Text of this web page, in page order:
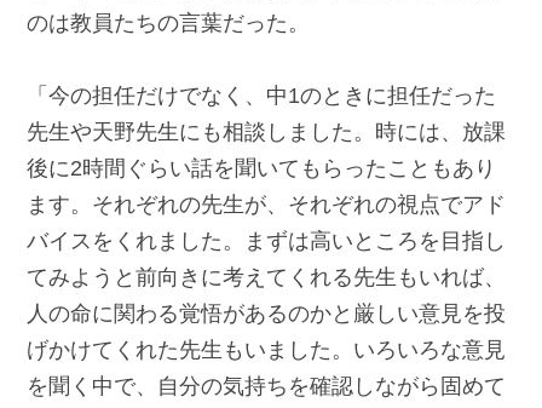
のは教員たちの言葉だった。
「今の担任だけでなく、中1のときに担任だった
先生や天野先生にも相談しました。時には、放課
後に2時間ぐらい話を聞いてもらったこともあり
ます。それぞれの先生が、それぞれの視点でアド
バイスをくれました。まずは高いところを目指し
てみようと前向きに考えてくれる先生もいれば、
人の命に関わる覚悟があるのかと厳しい意見を投
げかけてくれた先生もいました。いろいろな意見
を聞く中で、自分の気持ちを確認しながら固めて